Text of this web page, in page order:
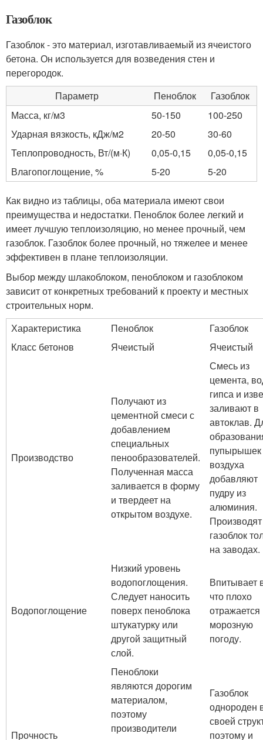
Газоблок
Газоблок - это материал, изготавливаемый из ячеистого
бетона. Он используется для возведения стен и
перегородок.
Параметр
Пеноблок
Газоблок
Масса, кг/м3
50-150
100-250
Ударная вязкость, кДж/м2
20-50
30-60
Теплопроводность, Вт/(м·К)
0,05-0,15
0,05-0,15
Влагопоглощение, %
5-20 5-20
Как видно из таблицы, оба материала имеют свои
преимущества и недостатки. Пеноблок более легкий и
имеет лучшую теплоизоляцию, но менее прочный, чем
газоблок. Газоблок более прочный, но тяжелее и менее
эффективен в плане теплоизоляции.
Выбор между шлакоблоком, пеноблоком и газоблоком
зависит от конкретных требований к проекту и местных
строительных норм.
Характеристика
Пеноблок
Газоблок
Класс бетонов
Ячеистый Ячеистый
Производство
Получают из
цементной смеси с
добавлением
специальных
пенообразователей.
Полученная масса
заливается в форму
и твердеет на
открытом воздухе.
Смесь из
цемента,
гипса и
заливают в
автоклав.
пупырышек
воздуха
добавляют
пудру из
алюминия.
Производят
газоблок
на заводах.
Водопоглощение
Низкий уровень
водопоглощения.
Следует наносить
поверх пеноблока
штукатурку или
другой защитный
слой.
Впитывает
что плохо
отражается
морозную
погоду.
Прочность
Пеноблоки
являются дорогим
материалом,
поэтому
производители
Газоблок
однороден
своей
поэтому и